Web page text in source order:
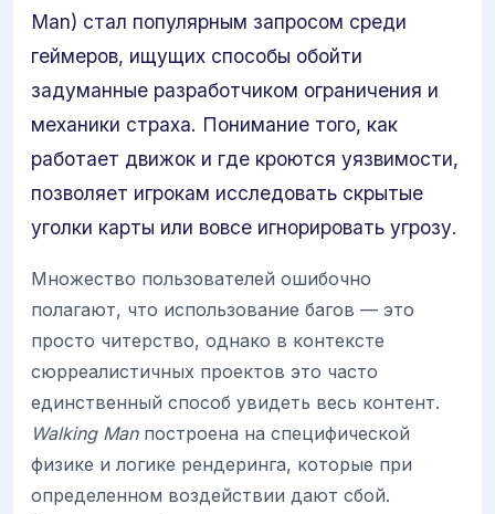
Man) стал популярным запросом среди
геймеров, ищущих способы обойти
задуманные разработчиком ограничения и
механики страха. Понимание того, как
работает движок и где кроются уязвимости,
позволяет игрокам исследовать скрытые
уголки карты или вовсе игнорировать угрозу.
Множество пользователей ошибочно
полагают, что использование багов — это
просто читерство, однако в контексте
сюрреалистичных проектов это часто
единственный способ увидеть весь контент.
Walking Manпостроена на специфической
физике и логике рендеринга, которые при
определенном воздействии дают сбой.